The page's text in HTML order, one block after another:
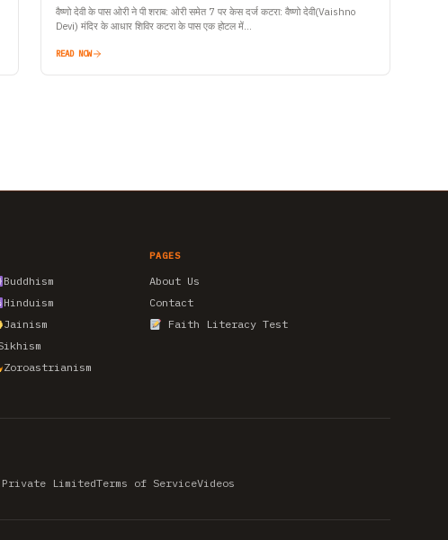
वैष्णो देवी के पास ओरी ने पी शराब: ओरी समेत 7 पर केस दर्ज कटरा: वैष्णो देवी(Vaishno
Devi) मंदिर के आधार शिविर कटरा के पास एक होटल में…
READ NOW
Buddhism
Hinduism
Jainism
Zoroastrianism
PAGES
About Us
Contact
Faith Literacy Test
Private LimitedTerms of ServiceVideos